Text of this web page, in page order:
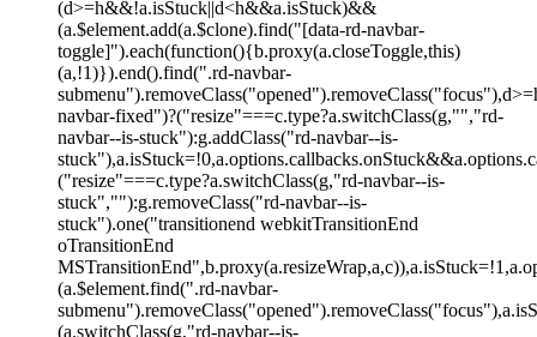
(d>=h&&!a.isStuck||d<h&&a.isStuck)&&
(a.$element.add(a.$clone).find("[data-rd-navbar-
toggle]").each(function(){b.proxy(a.closeToggle,this)
(a,!1)}).end().find(".rd-navbar-
navbar-fixed")?("resize"===c.type?a.switchClass(g,"","rd-
navbar--is-stuck"):g.addClass("rd-navbar--is-
("resize"===c.type?a.switchClass(g,"rd-navbar--is-
stuck",""):g.removeClass("rd-navbar--is-
stuck").one("transitionend webkitTransitionEnd
oTransitionEnd
(a.$element.find(".rd-navbar-
(a.switchClass(g,"rd-navbar--is-